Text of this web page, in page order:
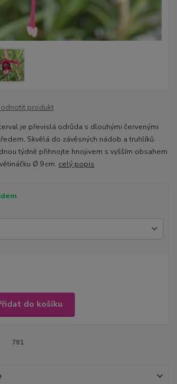
produkt
je převislá odrůda s dlouhými červenými
Skvělá do závěsných nádob a truhlíků.
týdně přihnojte hnojivem s vyšším obsahem
Ø 9 cm. celý popis
do košíku
781